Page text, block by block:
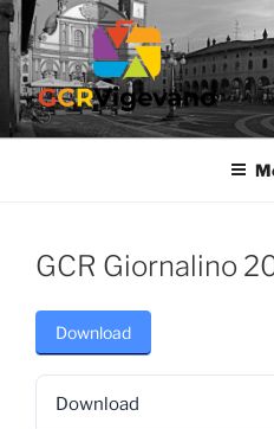
Salta
al
contenuto
GCR
Gruppo Culturale Ricreativo
GCR Giornalino
Download
Download